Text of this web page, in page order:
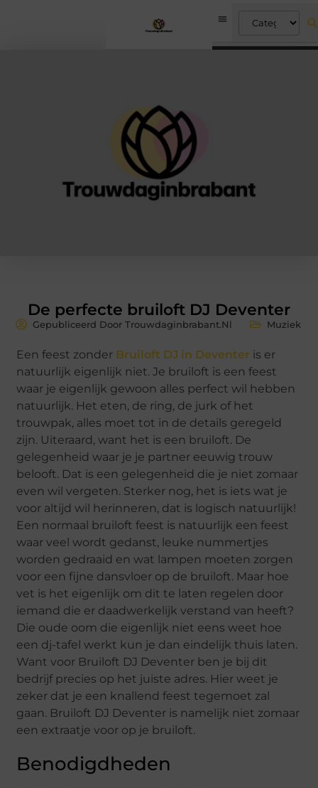
De perfecte bruiloft DJ Deventer
Gepubliceerd Door Trouwdaginbrabant.nl Muziek
Een feest zonder Bruiloft DJ in Deventer is er
natuurlijk eigenlijk niet. Je bruiloft is een feest
waar je eigenlijk gewoon alles perfect wil hebben
natuurlijk. Het eten, de ring, de jurk of het
trouwpak, alles moet tot in de details geregeld
zijn. Uiteraard, want het is een bruiloft. De
gelegenheid waar je je partner eeuwig trouw
belooft. Dat is een gelegenheid die je niet zomaar
even wil vergeten. Sterker nog, het is iets wat je
voor altijd wil herinneren, dat is logisch natuurlijk!
Een normaal bruiloft feest is natuurlijk een feest
waar veel wordt gedanst, leuke nummertjes
worden gedraaid en wat lampen moeten zorgen
voor een fijne dansvloer op de bruiloft. Maar hoe
vet is het eigenlijk om dit te laten regelen door
iemand die er daadwerkelijk verstand van heeft?
Die oude oom die eigenlijk niet eens weet hoe
een dj-tafel werkt kun je dan eindelijk thuis laten.
Want voor Bruiloft DJ Deventer ben je bij dit
bedrijf precies op het juiste adres. Hier weet je
zeker dat je een knallend feest tegemoet zal
gaan. Bruiloft DJ Deventer is namelijk niet zomaar
een extraatje voor op je bruiloft.
Benodigdheden